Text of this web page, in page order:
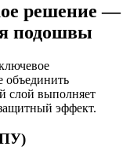
решение —
подошвы
объединить
слой выполняет
эффект.